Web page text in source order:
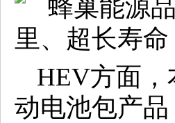
HEV方面
动电池包产